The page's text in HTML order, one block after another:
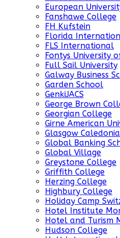
European
Fanshawe College
FH Kufstein
Florida
FLS International
Fontys University
Full Sail University
Galway Business
Garden School
GenkiJACS
George Brown
Georgian College
Girne American
Glasgow
Global Banking
Global Village
Greystone College
Griffith College
Herzing College
Highbury College
Holiday Camp
Hotel Institute
Hotel and Turism
Hudson College